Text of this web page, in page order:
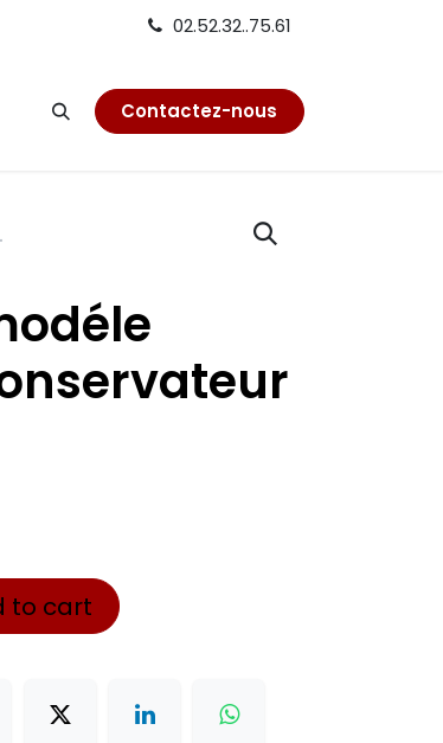
02.52.32..75.61
Contactez-nous
to cart